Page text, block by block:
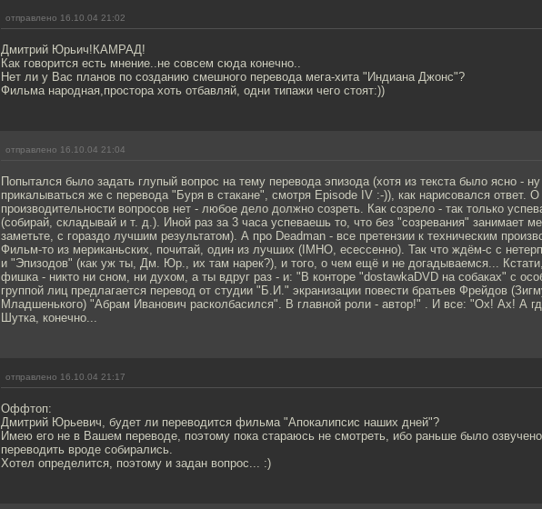
отправлено 16.10.04 21:02
Дмитрий Юрьич!КАМРАД!
Как говорится есть мнение..не совсем сюда конечно..
Нет ли у Вас планов по созданию смешного перевода мега-хита "Индиана Джонс"?
Фильма народная,простора хоть отбавляй, одни типажи чего стоят:))
отправлено 16.10.04 21:04
Попытался было задать глупый вопрос на тему перевода эпизода (хотя из текста было ясно -
прикалываться же с перевода "Буря в стакане", смотря Episode IV :-)), как нарисовался ответ. О
производительности вопросов нет - любое дело должно созреть. Как созрело - так только
(собирай, складывай и т. д.). Иной раз за 3 часа успеваешь то, что без "созревания" занимает
заметьте, с гораздо лучшим результатом). А про Deadman - все претензии к техническим
Фильм-то из мериканьских, почитай, один из лучших (IMHO, есессенно). Так что ждём-с с
и "Эпизодов" (как уж ты, Дм. Юр., их там нарек?), и того, о чем ещё и не догадываемся...
фишка - никто ни сном, ни духом, а ты вдруг раз - и: "В конторе "dostawkaDVD на собаках" с
группой лиц предлагается перевод от студии "Б.И." экранизации повести братьев Фрейдов
Младшенького) "Абрам Иванович расколбасился". В главной роли - автор!" . И все: "Ох! Ах! А
Шутка, конечно...
отправлено 16.10.04 21:17
Оффтоп:
Дмитрий Юрьевич, будет ли переводится фильма "Апокалипсис наших дней"?
Имею его не в Вашем переводе, поэтому пока стараюсь не смотреть, ибо раньше было
переводить вроде собирались.
Хотел определится, поэтому и задан вопрос... :)